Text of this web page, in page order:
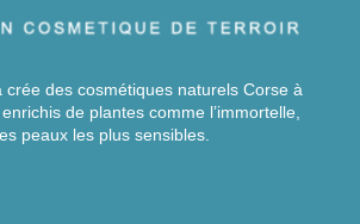
crée des cosmétiques naturels Corse à
enrichis de plantes comme l’immortelle,
peaux les plus sensibles.